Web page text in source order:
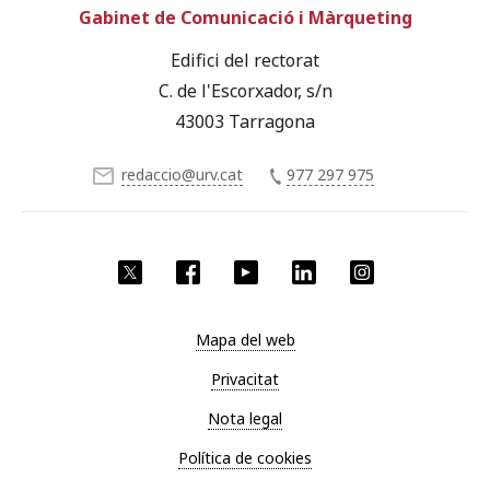
Facebook YouTube LinkedIn
Gabinet de Comunicació i Màrqueting
Edifici del rectorat
C. de l'Escorxador, s/n
43003 Tarragona
redaccio@urv.cat 977 297 975
Mapa del web
Privacitat
Nota legal
Política de cookies